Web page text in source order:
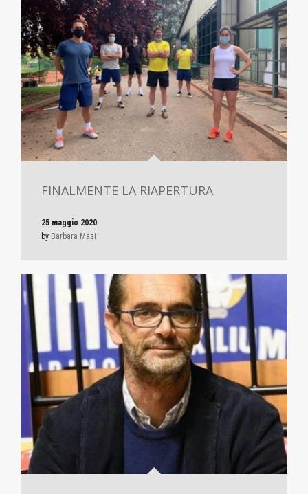
FINALMENTE LA RIAPERTURA
25 maggio 2020
by Barbara Masi